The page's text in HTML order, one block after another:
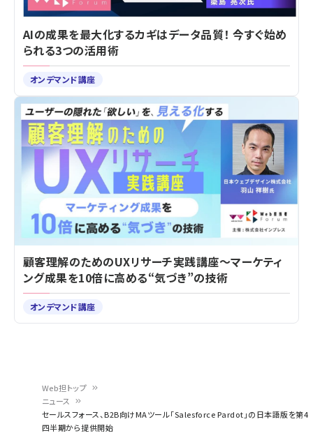
Web担トップ
ニュース
セールスフォース、B2B向けMAツール「Salesforce Pardot」の日本語版を第4
四半期から提供開始
AIの成果を最大化するカギはデータ品質！ 今すぐ始め
られる3つの活用術
オンデマンド講座
顧客理解のためのUXリサーチ実践講座～マーケティ
ング成果を10倍に高める“気づき”の技術
オンデマンド講座